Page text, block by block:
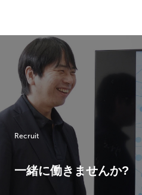
Recruit
一緒に働きませんか?